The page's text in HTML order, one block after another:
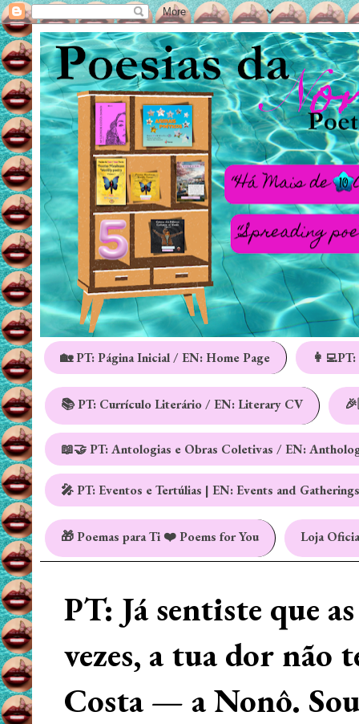
🏡 PT: Página Inicial / EN: Home Page
📚 PT: Currículo Literário / EN: Literary CV
📖🤝 PT: Antologias e Obras Coletivas / EN:
🎤 PT: Eventos e Tertúlias | EN: Events and Gatherings
🎁 Poemas para Ti ❤️ Poems for You Loja
PT: Já sentiste que
vezes, a tua dor não
Costa — a Nonô.